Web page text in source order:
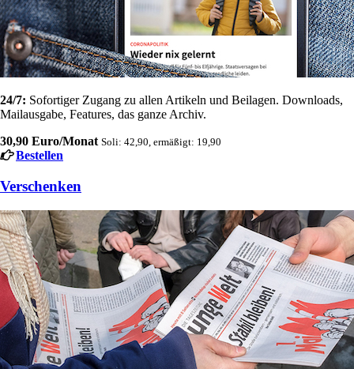
24/7: Sofortiger Zugang zu allen Artikeln und Beilagen. Downloads,
Mailausgabe, Features, das ganze Archiv.
30,90 Euro/Monat Soli: 42,90, ermäßigt: 19,90
Bestellen
Verschenken